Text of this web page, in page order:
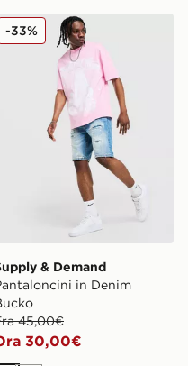
Firebird Denim
& Demand
& Demand
in Denim
45,00€
30,00€
-33%